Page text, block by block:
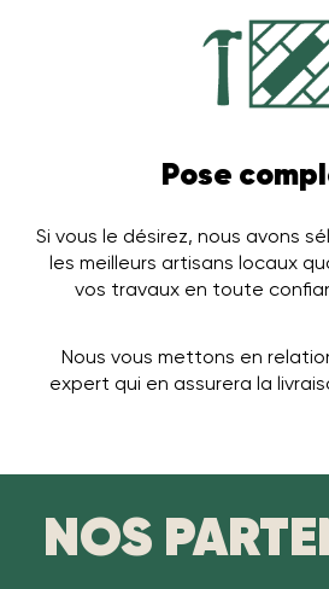
Pose
Si vous le désirez, nous avons
les meilleurs artisans locaux
vos travaux en toute
Nous vous mettons en
expert qui en assurera la
NOS